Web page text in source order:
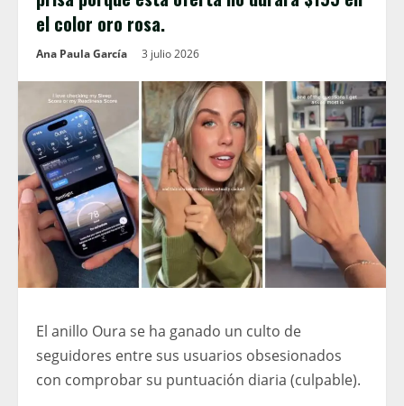
el color oro rosa.
Ana Paula García 3 julio 2026
El anillo Oura se ha ganado un culto de
seguidores entre sus usuarios obsesionados
con comprobar su puntuación diaria (culpable).